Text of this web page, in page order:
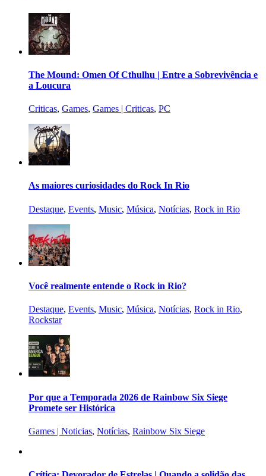
The Mound: Omen Of Cthulhu | Entre a Sobrevivência e
a Loucura
Criticas, Games, Games | Criticas, PC
As maiores curiosidades do Rock In Rio
Destaque, Events, Music, Música, Notícias, Rock in Rio
Você realmente entende o Rock in Rio?
Destaque, Events, Music, Música, Notícias, Rock in Rio,
Rockstar
Por que a Temporada 2026 de Rainbow Six Siege
Promete ser Histórica
Games | Noticias, Notícias, Rainbow Six Siege